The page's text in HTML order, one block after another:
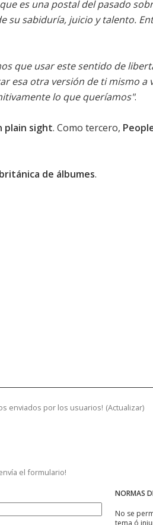
es una postal del pasado
su sabiduría, juicio y talento.
que usar este sentido de
esa otra versión de ti mismo a
lo que queríamos".
plain sight. Como tercero,
de álbumes.
enviados por los usuarios! (Actualizar)
el formulario!
NORMAS
No se